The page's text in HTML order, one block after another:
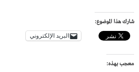
شارك هذا الموضوع:
البريد الإلكتروني
معجب بهذه: